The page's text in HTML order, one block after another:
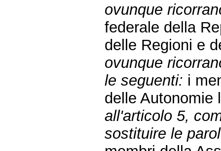
ovunque
federale della
delle Regioni e
ovunque
le seguenti: i
delle Autonomie
all'articolo 5,
sostituire le